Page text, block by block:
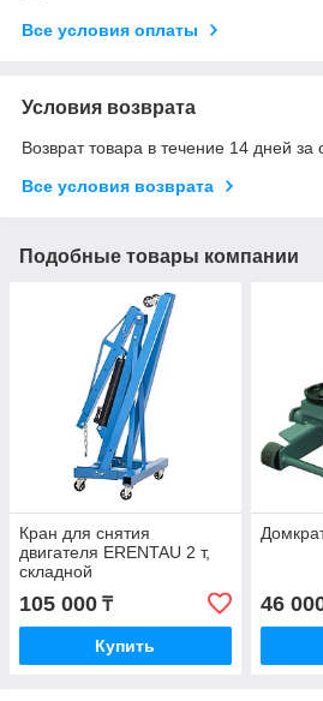
Все условия оплаты
Условия возврата
Возврат товара в течение 14 дней за
Все условия возврата
Подобные товары компании
Кран для снятия
двигателя ERENTAU 2 т,
складной
105 000 ₸
Купить
46